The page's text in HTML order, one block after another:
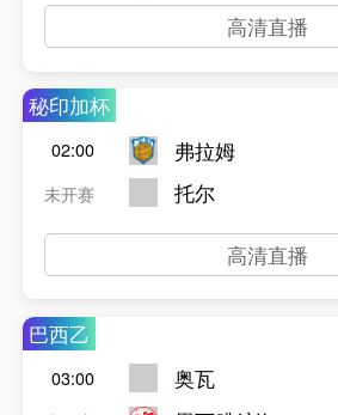
高清直播
秘印加杯
02:00
未开赛
弗拉姆
托尔
高清直播
巴西乙
03:00
奥瓦